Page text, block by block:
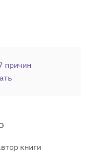
причин
книги